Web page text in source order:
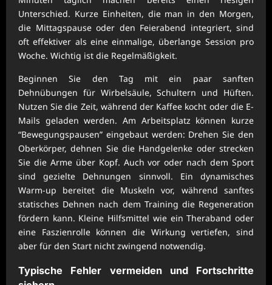
Unterschied. Kurze Einheiten, die man in den Morgen,
die Mittagspause oder den Feierabend integriert, sind
oft effektiver als eine einmalige, überlange Session pro
Woche. Wichtig ist die Regelmäßigkeit.
Beginnen Sie den Tag mit ein paar sanften
Dehnübungen für Wirbelsäule, Schultern und Hüften.
Nutzen Sie die Zeit, während der Kaffee kocht oder die E-
Mails geladen werden. Am Arbeitsplatz können kurze
“Bewegungspausen” eingebaut werden: Drehen Sie den
Oberkörper, dehnen Sie die Handgelenke oder strecken
Sie die Arme über Kopf. Auch vor oder nach dem Sport
sind gezielte Dehnungen sinnvoll. Ein dynamisches
Warm-up bereitet die Muskeln vor, während sanftes
statisches Dehnen nach dem Training die Regeneration
fördern kann. Kleine Hilfsmittel wie ein Theraband oder
eine Faszienrolle können die Wirkung vertiefen, sind
aber für den Start nicht zwingend notwendig.
Typische Fehler vermeiden und Fortschritte